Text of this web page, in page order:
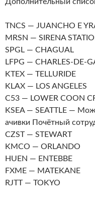
TNCS — JUANCHO E
MRSN — SIRENA
SPGL — CHAGUAL
LFPG — CHARLES-DE-
KTEX — TELLURIDE
KLAX — LOS ANGELES
C53 — LOWER COON
KSEA — SEATTLE —
ачивки Почётный
CZST — STEWART
KMCO — ORLANDO
HUEN — ENTEBBE
FXME — MATEKANE
RJTT — TOKYO